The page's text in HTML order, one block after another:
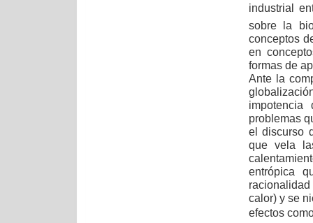
industrial
sobre la
conceptos
en
formas de
Ante la
impotencia
problemas
el discurso
que vela
entrópica
calor) y se
efectos